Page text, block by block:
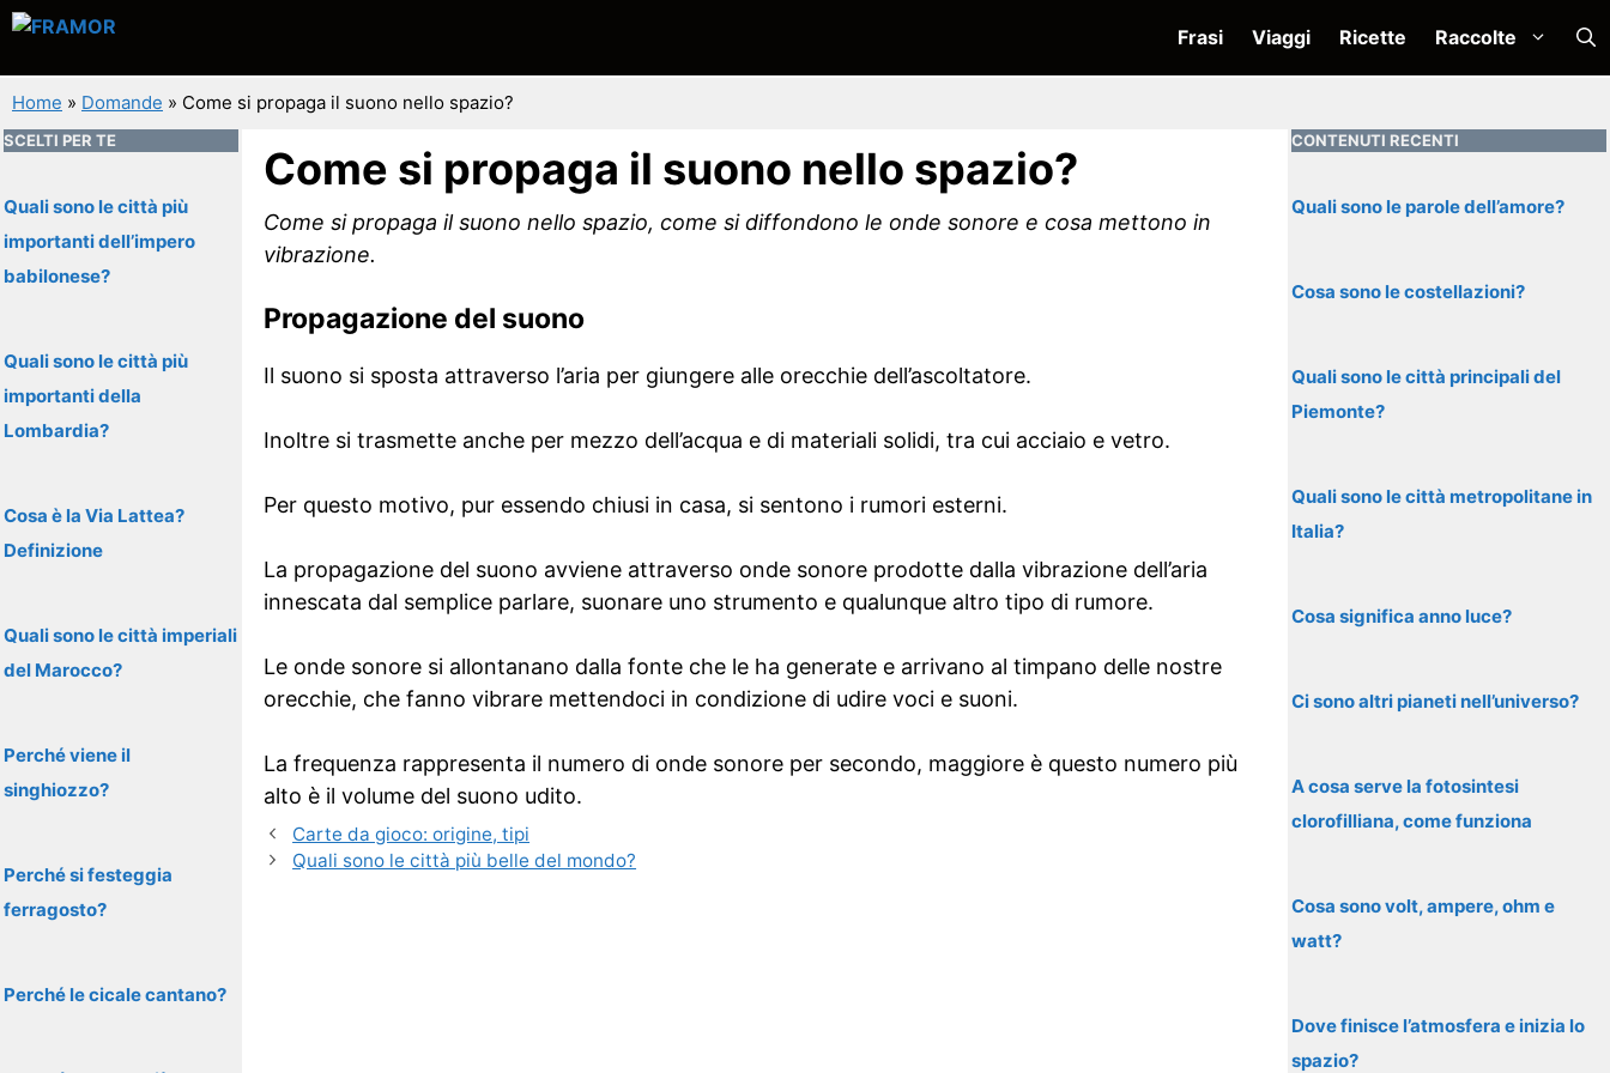
Vai
contenuto
Frasi Viaggi Ricette Raccolte
Home » Domande » Come si propaga il suono nello spazio?
Come si propaga il suono nello spazio?
Come si propaga il suono nello spazio, come si diffondono le onde sonore e cosa mettono in
vibrazione.
Propagazione del suono
Il suono si sposta attraverso l’aria per giungere alle orecchie dell’ascoltatore.
Inoltre si trasmette anche per mezzo dell’acqua e di materiali solidi, tra cui acciaio e vetro.
Per questo motivo, pur essendo chiusi in casa, si sentono i rumori esterni.
La propagazione del suono avviene attraverso onde sonore prodotte dalla vibrazione dell’aria
innescata dal semplice parlare, suonare uno strumento e qualunque altro tipo di rumore.
Le onde sonore si allontanano dalla fonte che le ha generate e arrivano al timpano delle nostre
orecchie, che fanno vibrare mettendoci in condizione di udire voci e suoni.
La frequenza rappresenta il numero di onde sonore per secondo, maggiore è questo numero più
alto è il volume del suono udito.
Carte da gioco: origine, tipi
Quali sono le città più belle del mondo?
SCELTI PER TE
Quali sono le città più
importanti dell’impero
babilonese?
Quali sono le città più
importanti della
Lombardia?
Cosa è la Via Lattea?
Definizione
Quali sono le città imperiali
del Marocco?
Perché viene il
singhiozzo?
Perché si festeggia
ferragosto?
Perché le cicale cantano?
CONTENUTI RECENTI
Quali sono le parole dell’amore?
Cosa sono le costellazioni?
Quali sono le città principali del
Piemonte?
Quali sono le città metropolitane in
Italia?
Cosa significa anno luce?
Ci sono altri pianeti nell’universo?
A cosa serve la fotosintesi
clorofilliana, come funziona
Cosa sono volt, ampere, ohm e
watt?
Dove finisce l’atmosfera e inizia lo
spazio?